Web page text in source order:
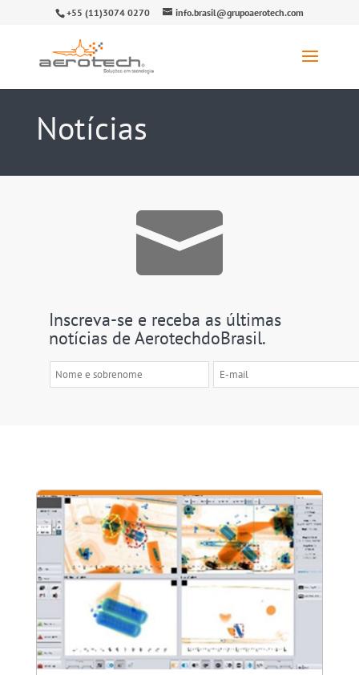
+55 (11)3074 0270 info.brasil@grupoaerotech.com
Notícias

Inscreva-se e receba as últimas
notícias de AerotechdoBrasil.